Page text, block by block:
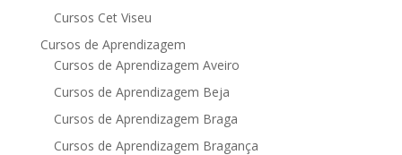
Cursos Cet Viseu
Cursos de Aprendizagem
Cursos de Aprendizagem Aveiro
Cursos de Aprendizagem Beja
Cursos de Aprendizagem Braga
Cursos de Aprendizagem Bragança